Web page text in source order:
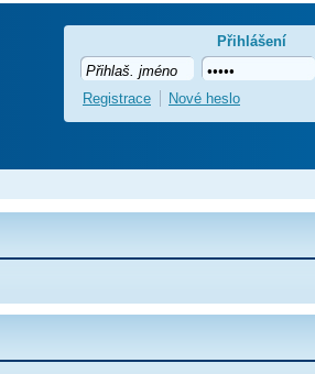
Přihlášení
Registrace Nové heslo